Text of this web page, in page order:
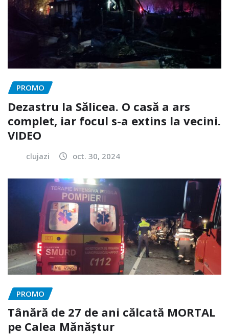
PROMO
Dezastru la Sălicea. O casă a ars
complet, iar focul s-a extins la vecini.
VIDEO
clujazi oct. 30, 2024
PROMO
Tânără de 27 de ani călcată MORTAL
pe Calea Mănăștur